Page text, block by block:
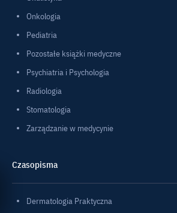
Onkologia
Pediatria
Pozostałe książki medyczne
Psychiatria i Psychologia
Radiologia
Stomatologia
Zarządzanie w medycynie
Czasopisma
Dermatologia Praktyczna